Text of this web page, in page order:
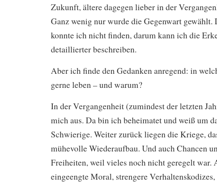
Zukunft, ältere dagegen lieber in der
Ganz wenig nur wurde die Gegenwart gewählt.
konnte ich nicht finden, darum kann ich die
detaillierter beschreiben.
Aber ich finde den Gedanken anregend: in
gerne leben – und warum?
In der Vergangenheit (zumindest der letzten
mich aus. Da bin ich beheimatet und weiß um
Schwierige. Weiter zurück liegen die Kriege,
mühevolle Wiederaufbau. Und auch Chancen
Freiheiten, weil vieles noch nicht geregelt war.
eingeengte Moral, strengere